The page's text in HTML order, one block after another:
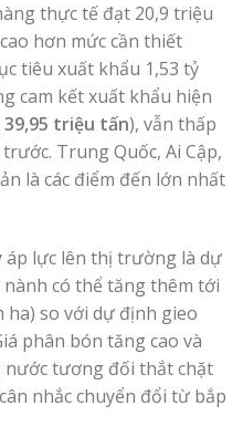
thực tế đạt 20,9 triệu
hơn mức cần thiết
tiêu xuất khẩu 1,53 tỷ
cam kết xuất khẩu hiện
39,95 triệu tấn), vẫn thấp
Trung Quốc, Ai Cập,
là các điểm đến lớn nhất
lực lên thị trường là dự
có thể tăng thêm tới
ha) so với dự định gieo
phân bón tăng cao và
tương đối thắt chặt
nhắc chuyển đổi từ bắp